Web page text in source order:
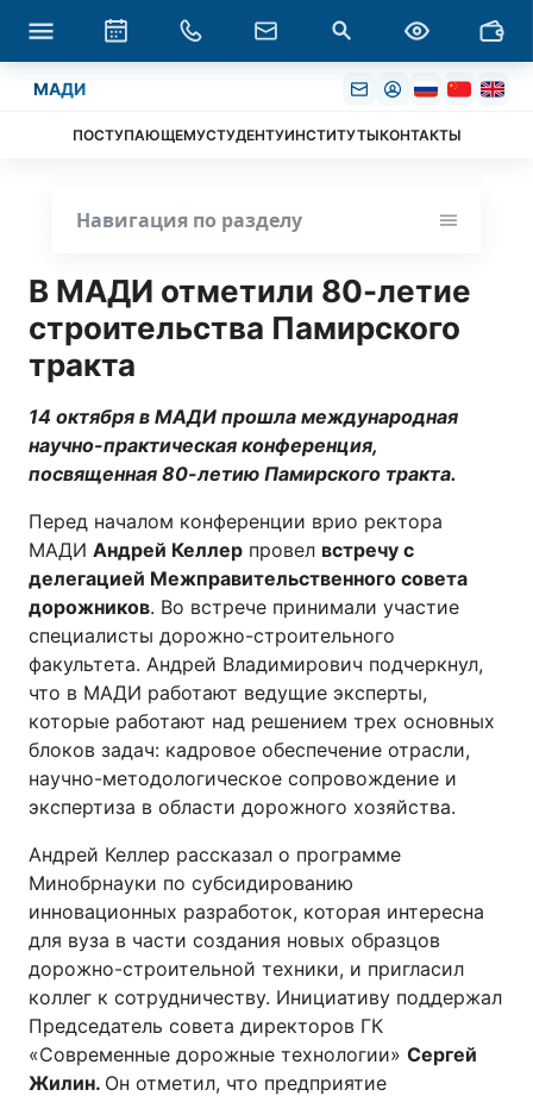
МАДИ
ПОСТУПАЮЩЕМУСТУДЕНТУИНСТИТУТЫКОНТАКТЫ
В МАДИ отметили 80-летие
строительства Памирского
тракта
14 октября в МАДИ прошла международная
научно-практическая конференция,
посвященная 80-летию Памирского тракта.
Перед началом конференции врио ректора
МАДИ Андрей Келлер провел встречу с
делегацией Межправительственного совета
дорожников. Во встрече принимали участие
специалисты дорожно-строительного
факультета. Андрей Владимирович подчеркнул,
что в МАДИ работают ведущие эксперты,
которые работают над решением трех основных
блоков задач: кадровое обеспечение отрасли,
научно-методологическое сопровождение и
экспертиза в области дорожного хозяйства.
Андрей Келлер рассказал о программе
Минобрнауки по субсидированию
инновационных разработок, которая интересна
для вуза в части создания новых образцов
дорожно-строительной техники, и пригласил
коллег к сотрудничеству. Инициативу поддержал
Председатель совета директоров ГК
«Современные дорожные технологии» Сергей
Жилин. Он отметил, что предприятие
Навигация по разделу